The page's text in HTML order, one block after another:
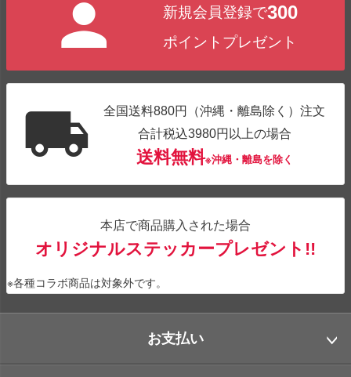
新規会員登録で300
ポイントプレゼント
全国送料880円（沖縄・離島除く）注文
合計税込3980円以上の場合
送料無料※沖縄・離島を除く
本店で商品購入された場合
オリジナルステッカープレゼント!!
※各種コラボ商品は対象外です。
お支払い